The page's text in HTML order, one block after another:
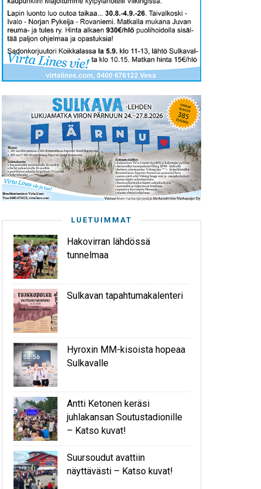
LUETUIMMAT
Hakovirran lähdössä
tunnelmaa
Sulkavan tapahtumakalenteri
Hyroxin MM-kisoista hopeaa
Sulkavalle
Antti Ketonen keräsi
juhlakansan Soutustadionille
– Katso kuvat!
Suursoudut avattiin
näyttävästi – Katso kuvat!